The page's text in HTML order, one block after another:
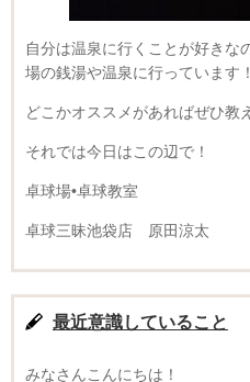
自分は温泉に行くことが好きな
場の銭湯や温泉に行っています！
どこかオススメがあればぜひ教
それでは今日はこの辺で！
卓球場•卓球教室
卓球三昧池袋店 原田涼太
最近意識していること
みなさんこんにちは！